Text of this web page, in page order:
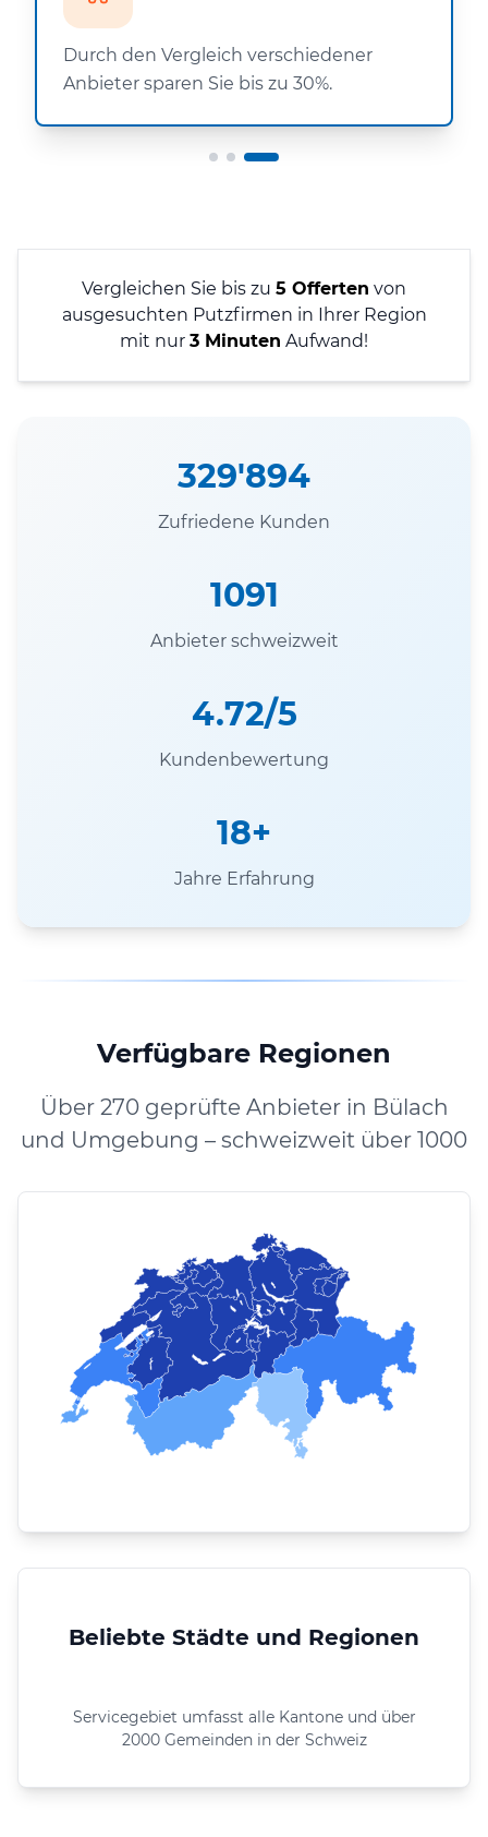
Durch den Vergleich verschiedener
Anbieter sparen Sie bis zu 30%.
Vergleichen Sie bis zu 5 Offerten von
ausgesuchten Putzfirmen in Ihrer Region
mit nur 3 Minuten Aufwand!
329'894
Zufriedene Kunden
1091
Anbieter schweizweit
4.72/5
Kundenbewertung
18+
Jahre Erfahrung
Verfügbare Regionen
Über 270 geprüfte Anbieter in Bülach
und Umgebung – schweizweit über 1000
Beliebte Städte und Regionen
Servicegebiet umfasst alle Kantone und über
2000 Gemeinden in der Schweiz